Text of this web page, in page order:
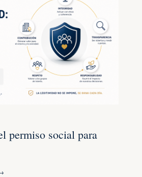
permiso social para